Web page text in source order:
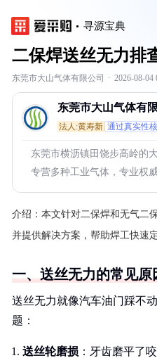
寻源宝典
二保焊送丝无力排
东莞市大山气体有限公司 · 2026-08-04
东莞市大山气体有
法人:黄寿新 通过真实性
东莞市横沥镇田饶步高岭的
专营多种工业气体，专业权
介绍： 本文针对二保焊和无气二
并提供解决方案，帮助焊工快速
一、送丝无力的常见原
送丝无力就像汽车油门踩不
题：
送丝轮磨损 ：牙齿磨平了